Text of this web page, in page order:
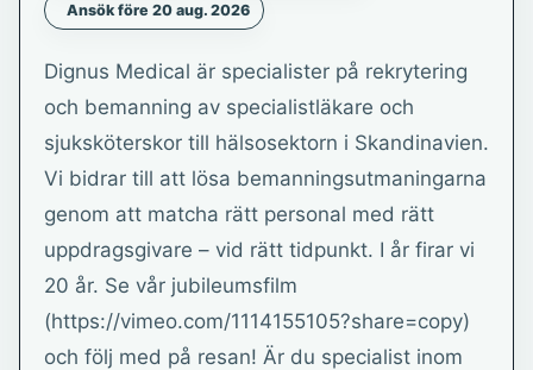
Ansök före 20 aug. 2026
Dignus Medical är specialister på rekrytering
och bemanning av specialistläkare och
sjuksköterskor till hälsosektorn i Skandinavien.
Vi bidrar till att lösa bemanningsutmaningarna
genom att matcha rätt personal med rätt
uppdragsgivare – vid rätt tidpunkt. I år firar vi
20 år. Se vår jubileumsfilm
(https://vimeo.com/1114155105?share=copy)
och följ med på resan! Är du specialist inom